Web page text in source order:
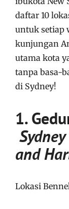
daftar 10
untuk setiap
kunjungan
utama kota
tanpa basa-
di Sydney!
1.
and
Lokasi